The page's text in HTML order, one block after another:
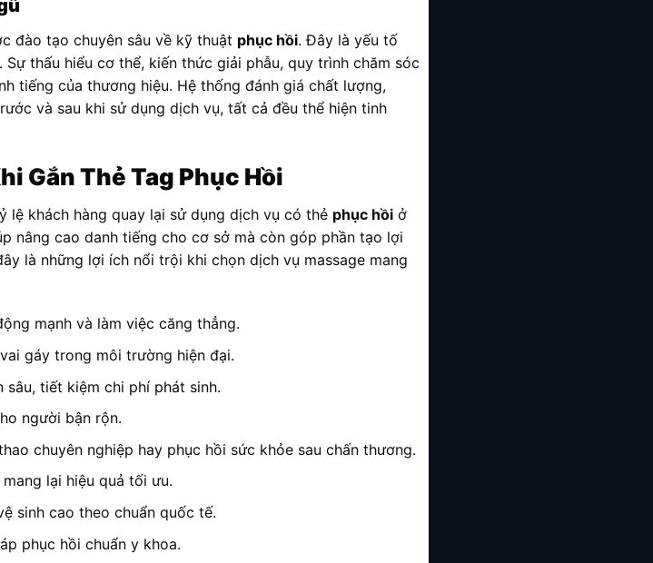
đào tạo chuyên sâu về kỹ thuật phục hồi. Đây là yếu tố
thấu hiểu cơ thể, kiến thức giải phẫu, quy trình chăm sóc
tiếng của thương hiệu. Hệ thống đánh giá chất lượng,
và sau khi sử dụng dịch vụ, tất cả đều thể hiện tinh
Gắn Thẻ Tag Phục Hồi
lệ khách hàng quay lại sử dụng dịch vụ có thẻ phục hồi ở
nâng cao danh tiếng cho cơ sở mà còn góp phần tạo lợi
là những lợi ích nổi trội khi chọn dịch vụ massage mang
mạnh và làm việc căng thẳng.
gáy trong môi trường hiện đại.
sâu, tiết kiệm chi phí phát sinh.
người bận rộn.
chuyên nghiệp hay phục hồi sức khỏe sau chấn thương.
lại hiệu quả tối ưu.
sinh cao theo chuẩn quốc tế.
phục hồi chuẩn y khoa.